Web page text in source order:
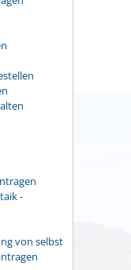
-
von selbst